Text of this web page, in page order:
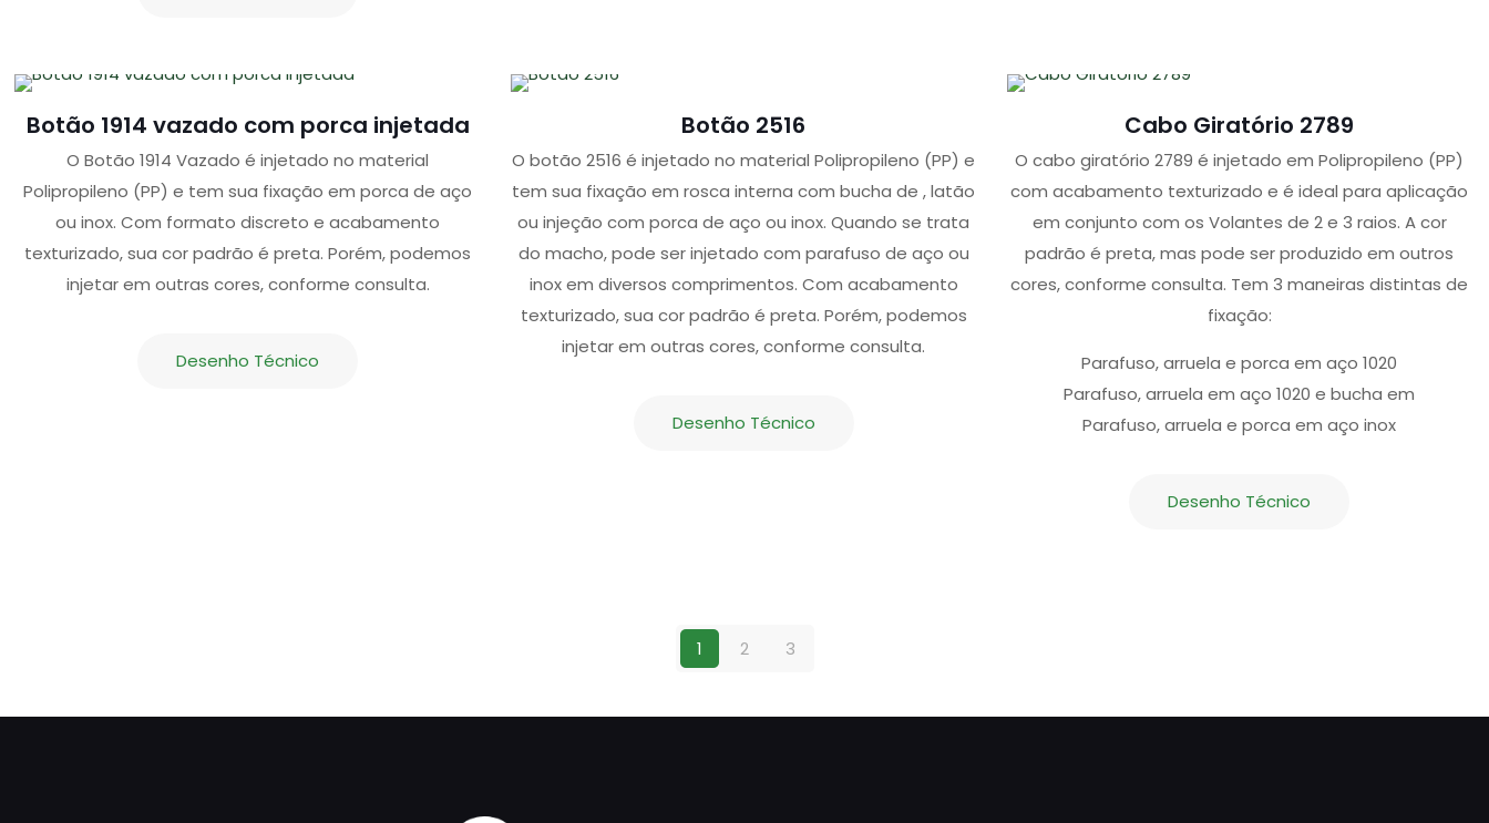
Botão 1914 vazado com porca injetada
O Botão 1914 Vazado é injetado no material
Polipropileno (PP) e tem sua fixação em porca de aço
ou inox. Com formato discreto e acabamento
texturizado, sua cor padrão é preta. Porém, podemos
injetar em outras cores, conforme consulta.
Desenho Técnico
Botão 2516
O botão 2516 é injetado no material Polipropileno (PP) e
tem sua fixação em rosca interna com bucha de , latão
ou injeção com porca de aço ou inox. Quando se trata
do macho, pode ser injetado com parafuso de aço ou
inox em diversos comprimentos. Com acabamento
texturizado, sua cor padrão é preta. Porém, podemos
injetar em outras cores, conforme consulta.
Desenho Técnico
Cabo Giratório 2789
O cabo giratório 2789 é injetado em Polipropileno (PP)
com acabamento texturizado e é ideal para aplicação
em conjunto com os Volantes de 2 e 3 raios. A cor
padrão é preta, mas pode ser produzido em outros
cores, conforme consulta. Tem 3 maneiras distintas de
fixação:
Parafuso, arruela e porca em aço 1020
Parafuso, arruela em aço 1020 e bucha em
Parafuso, arruela e porca em aço inox
Desenho Técnico
1 2 3